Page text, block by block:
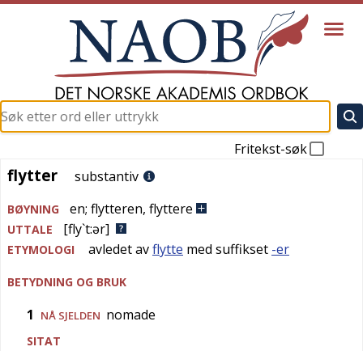
Fritekst-søk
flytter
flytter substantiv
BØYNING en; flytteren, flyttere
UTTALE [fly`t:ər]
ETYMOLOGI avledet avflytte med suffikset -er
BETYDNING OG BRUK
1 NÅ SJELDEN nomade
SITAT